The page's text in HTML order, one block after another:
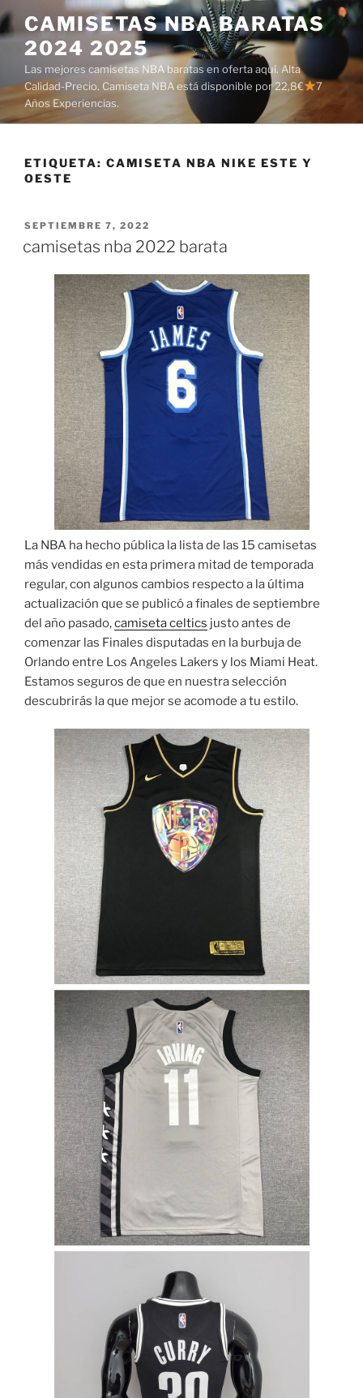
Saltar
al
contenido
CAMISETAS NBA BARATAS
2024 2025
Las mejores camisetas NBA baratas en oferta aquí. Alta
Calidad-Precio. Camiseta NBA está disponible por 22,8€
7
Años Experiencias.
ETIQUETA: CAMISETA NBA NIKE ESTE Y
OESTE
PUBLICADO
SEPTIEMBRE 7, 2022
camisetas nba 2022 barata
La NBA ha hecho pública la lista de las 15 camisetas
más vendidas en esta primera mitad de temporada
regular, con algunos cambios respecto a la última
actualización que se publicó a finales de septiembre
del año pasado,camiseta celtics justo antes de
comenzar las Finales disputadas en la burbuja de
Orlando entre Los Angeles Lakers y los Miami Heat.
Estamos seguros de que en nuestra selección
descubrirás la que mejor se acomode a tu estilo.